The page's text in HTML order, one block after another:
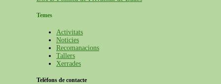
Temes
Activitats
Noticies
Recomanacions
Tallers
Xerrades
Telèfons de contacte